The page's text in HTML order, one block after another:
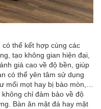
thể kết hợp cùng các
tạo không gian hiện đại,
giá cao về độ bền, giúp
có thể yên tâm sử dụng
mối mọt hay bị bào mòn,…
chỉ đảm bảo về độ
Bàn ăn mặt đá hay mặt